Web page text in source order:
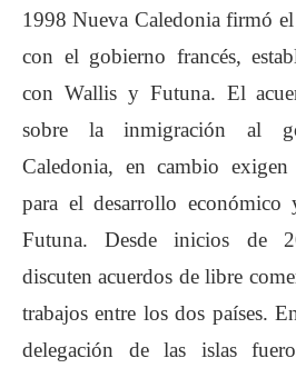
1998 Nueva Caledonia firmó
con el gobierno francés,
con Wallis y Futuna. El
sobre la inmigración al
Caledonia, en cambio
para el desarrollo
Futuna. Desde inicios de
discuten acuerdos de libre
trabajos entre los dos países.
delegación de las islas